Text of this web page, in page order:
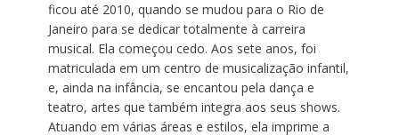
ficou até 2010, quando se mudou para o Rio de
Janeiro para se dedicar totalmente à carreira
musical. Ela começou cedo. Aos sete anos, foi
matriculada em um centro de musicalização infantil,
e, ainda na infância, se encantou pela dança e
teatro, artes que também integra aos seus shows.
Atuando em várias áreas e estilos, ela imprime a